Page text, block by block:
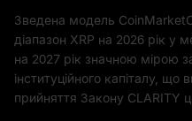
Зведена модель
діапазон XRP на 2026 рік у
на 2027 рік значною мірою
інституційного капіталу,
прийняття Закону CLARITY